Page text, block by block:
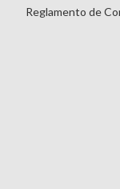
Reglamento de